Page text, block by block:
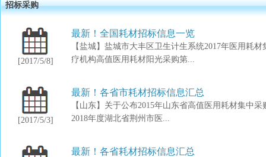
招标采购
[2017/5/8]
最新！全国耗材招标信息一览
【盐城】盐城市大丰区卫生计生系统2017年医用耗
疗机构高值医用耗材阳光采购第...
[2017/5/3]
最新！各省市耗材招标信息汇总
【山东】关于公布2015年山东省高值医用耗材集中
2018年度湖北省荆州市医...
最新！各省耗材招标信息汇总